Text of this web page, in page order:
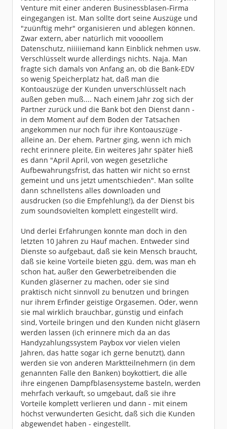
Venture mit einer anderen Businessblasen-Firma
eingegangen ist. Man sollte dort seine Auszüge und
"zuünftig mehr" organisieren und ablegen können.
Zwar extern, aber natürlich mit voooollem
Datenschutz, niiiiiemand kann Einblick nehmen usw.
Verschlüsselt wurde allerdings nichts. Naja. Man
fragte sich damals von Anfang an, ob die Bank-EDV
so wenig Speicherplatz hat, daß man die
Kontoauszüge der Kunden unverschlüsselt nach
außen geben muß.... Nach einem Jahr zog sich der
Partner zurück und die Bank bot den Dienst dann -
in dem Moment auf dem Boden der Tatsachen
angekommen nur noch für ihre Kontoauszüge -
alleine an. Der ehem. Partner ging, wenn ich mich
recht erinnere pleite, Ein weiteres Jahr später hieß
es dann "April April, von wegen gesetzliche
Aufbewahrungsfrist, das hatten wir nicht so ernst
gemeint und uns jetzt umentschieden". Man sollte
dann schnellstens alles downloaden und
ausdrucken (so die Empfehlung!), da der Dienst bis
zum soundsovielten komplett eingestellt wird.
Und derlei Erfahrungen konnte man doch in den
letzten 10 Jahren zu Hauf machen. Entweder sind
Dienste so aufgebaut, daß sie kein Mensch braucht,
daß sie keine Vorteile bieten ggü. dem, was man eh
schon hat, außer den Gewerbetreibenden die
Kunden gläserner zu machen, oder sie sind
praktisch nicht sinnvoll zu benutzen und bringen
nur ihrem Erfinder geistige Orgasemen. Oder, wenn
sie mal wirklich brauchbar, günstig und einfach
sind, Vorteile bringen und den Kunden nicht gläsern
werden lassen (ich erinnere mich da an das
Handyzahlungssystem Paybox vor vielen vielen
Jahren, das hatte sogar ich gerne benutzt), dann
werden sie von anderen Marktteilnehmern (in dem
genannten Falle den Banken) boykottiert, die alle
ihre eingenen Dampfblasensysteme basteln, werden
mehrfach verkauft, so umgebaut, daß sie ihre
Vorteile komplett verlieren und dann - mit einem
höchst verwunderten Gesicht, daß sich die Kunden
abgewendet haben - eingestellt.